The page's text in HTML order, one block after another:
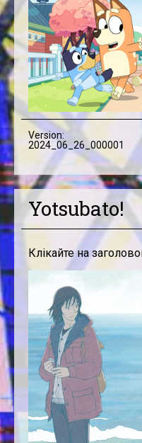
Version:
2024_06_26_000001
Yotsubato!
Клікайте на